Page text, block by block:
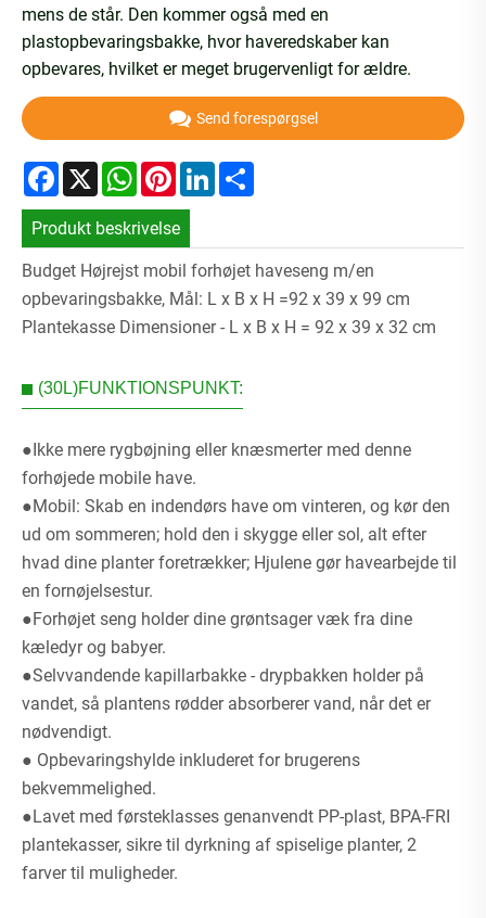
mens de står. Den kommer også med en
plastopbevaringsbakke, hvor haveredskaber kan
opbevares, hvilket er meget brugervenligt for ældre.
Send forespørgsel
Facebook
X WhatsApp
PinterestLinkedIn
Produkt beskrivelse
Budget Højrejst mobil forhøjet haveseng m/en
opbevaringsbakke, Mål: L x B x H =92 x 39 x 99 cm
Plantekasse Dimensioner - L x B x H = 92 x 39 x 32 cm
(30L)FUNKTIONSPUNKT:
●Ikke mere rygbøjning eller knæsmerter med denne
forhøjede mobile have.
●Mobil: Skab en indendørs have om vinteren, og kør den
ud om sommeren; hold den i skygge eller sol, alt efter
hvad dine planter foretrækker; Hjulene gør havearbejde til
en fornøjelsestur.
●Forhøjet seng holder dine grøntsager væk fra dine
kæledyr og babyer.
●Selvvandende kapillarbakke - drypbakken holder på
vandet, så plantens rødder absorberer vand, når det er
nødvendigt.
● Opbevaringshylde inkluderet for brugerens
bekvemmelighed.
●Lavet med førsteklasses genanvendt PP-plast, BPA-FRI
plantekasser, sikre til dyrkning af spiselige planter, 2
farver til muligheder.